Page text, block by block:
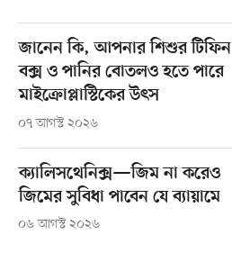
জানেন কি, আপনার শিশুর টিফিন
বক্স ও পানির বোতলও হতে পারে
মাইক্রোপ্লাস্টিকের উৎস
০৭ আগস্ট ২০২৬
ক্যালিসথেনিক্স—জিম না করেও
জিমের সুবিধা পাবেন যে ব্যায়ামে
০৬ আগস্ট ২০২৬